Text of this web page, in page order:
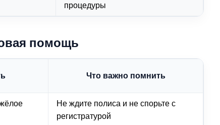
процедуры
помощь
Что важно помнить
Не ждите полиса и не спорьте с
регистратурой